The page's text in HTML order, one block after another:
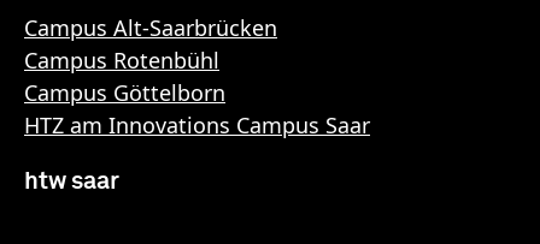
Campus Alt-Saarbrücken
Campus Rotenbühl
Campus Göttelborn
HTZ am Innovations Campus Saar
htw saar